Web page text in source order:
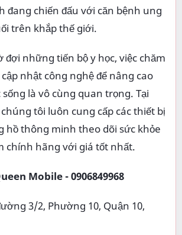
đang chiến đấu với căn bệnh ung
trên khắp thế giới.
đợi những tiến bộ y học, việc chăm
nhật công nghệ để nâng cao
là vô cùng quan trọng. Tại
chúng tôi luôn cung cấp các thiết bị
hồ thông minh theo dõi sức khỏe
chính hãng với giá tốt nhất.
Mobile - 0906849968
3/2, Phường 10, Quận 10,